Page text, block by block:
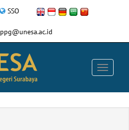
SSO
ppg@unesa.ac.id